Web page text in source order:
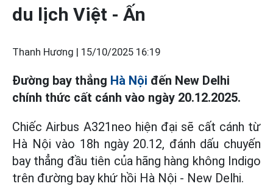
du lịch Việt - Ấn
Thanh Hương | 15/10/2025 16:19
Đường bay thẳng Hà Nội đến New Delhi
chính thức cất cánh vào ngày 20.12.2025.
Chiếc Airbus A321neo hiện đại sẽ cất cánh từ
Hà Nội vào 18h ngày 20.12, đánh dấu chuyến
bay thẳng đầu tiên của hãng hàng không Indigo
trên đường bay khứ hồi Hà Nội - New Delhi.